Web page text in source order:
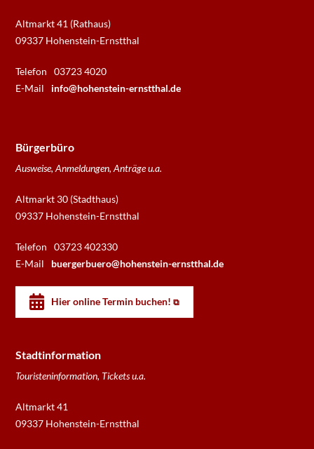
Altmarkt 41 (Rathaus)
09337 Hohenstein-Ernstthal
Telefon
03723 4020
E-Mail
info@hohenstein-ernstthal.de
Bürgerbüro
Ausweise, Anmeldungen, Anträge u.a.
Altmarkt 30 (Stadthaus)
09337 Hohenstein-Ernstthal
Telefon
03723 402330
E-Mail
buergerbuero@hohenstein-ernstthal.de
Hier online Termin buchen!
Stadtinformation
Touristeninformation, Tickets u.a.
Altmarkt 41
09337 Hohenstein-Ernstthal